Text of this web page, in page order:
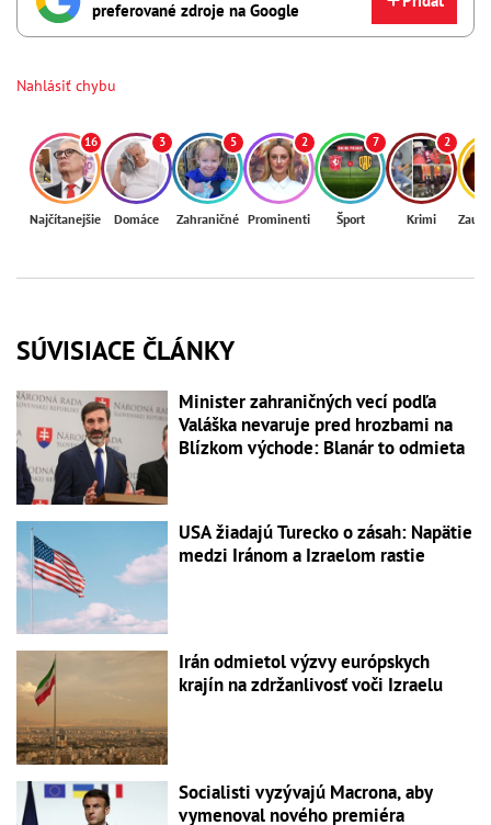
preferované zdroje na Google
Nahlásiť chybu
16
Najčítanejšie
3
Domáce
5
Zahraničné
2
Prominenti
7
Šport
2
Krimi
SÚVISIACE ČLÁNKY
Minister zahraničných vecí podľa
Valáška nevaruje pred hrozbami na
Blízkom východe: Blanár to odmieta
USA žiadajú Turecko o zásah: Napätie
medzi Iránom a Izraelom rastie
Irán odmietol výzvy európskych
krajín na zdržanlivosť voči Izraelu
Socialisti vyzývajú Macrona, aby
vymenoval nového premiéra